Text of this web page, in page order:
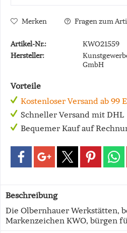
Merken Fragen zum
Artikel-Nr.:
KWO21559
Hersteller:
GmbH
Vorteile
Kostenloser Versand ab 99
Schneller Versand mit DHL
Bequemer Kauf auf
Beschreibung
Die Olbernhauer Werkstätten,
Markenzeichen KWO, bürgen